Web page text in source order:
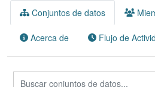
Conjuntos de datos
Acerca de Flujo de